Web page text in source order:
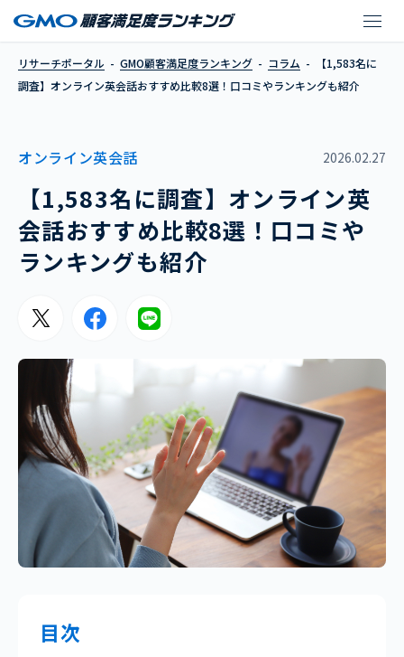
【1,583名に調査】オ
リサーチポータル GMO顧客満足度ランキング コラム
【1,583名に
調査】オンライン英会話おすすめ比較8選！口コミやランキングも紹介
オンライン英会話 2026.02.27
【1,583名に調査】オンライン英
会話おすすめ比較8選！口コミや
ランキングも紹介
目次